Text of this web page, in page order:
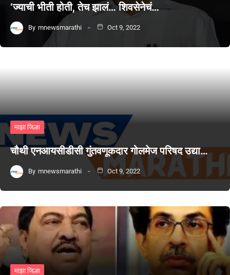
‘ज्याची भीती होती, तेच झालं… शिवसेनेचं…
By mnewsmarathi Oct 9, 2022
माझा जिल्हा
चौथी एनआयसीडीसी गुंतवणूकदार गोलमेज परिषद उद्या…
By mnewsmarathi Oct 9, 2022
माझा जिल्हा